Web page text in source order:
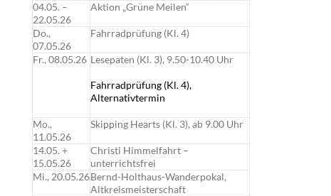
04.05. –
22.05.26
Aktion „Grüne Meilen“
Do.,
07.05.26
Fahrradprüfung (Kl. 4)
Fr., 08.05.26 Lesepaten (Kl. 3), 9.50-10.40 Uhr
Fahrradprüfung (Kl. 4),
Alternativtermin
Mo.,
11.05.26
Skipping Hearts (Kl. 3), ab 9.00 Uhr
14.05. +
15.05.26
Christi Himmelfahrt –
unterrichtsfrei
Mi., 20.05.26Bernd-Holthaus-Wanderpokal,
Altkreismeisterschaft